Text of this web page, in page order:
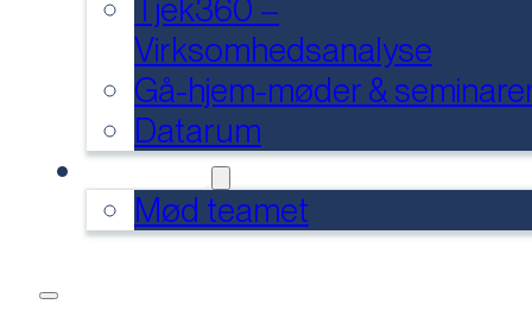
Tjek360 –
Virksomhedsanalyse
Gå-hjem-møder &
Datarum
Mød teamet